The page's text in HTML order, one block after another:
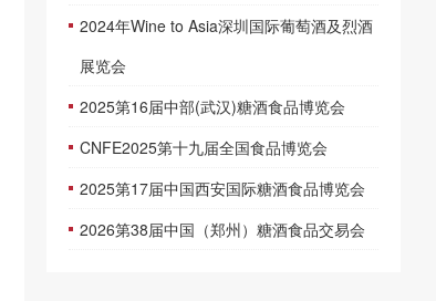
2024年Wine to Asia深圳国际葡萄酒及烈酒
展览会
2025第16届中部(武汉)糖酒食品博览会
CNFE2025第十九届全国食品博览会
2025第17届中国西安国际糖酒食品博览会
2026第38届中国（郑州）糖酒食品交易会